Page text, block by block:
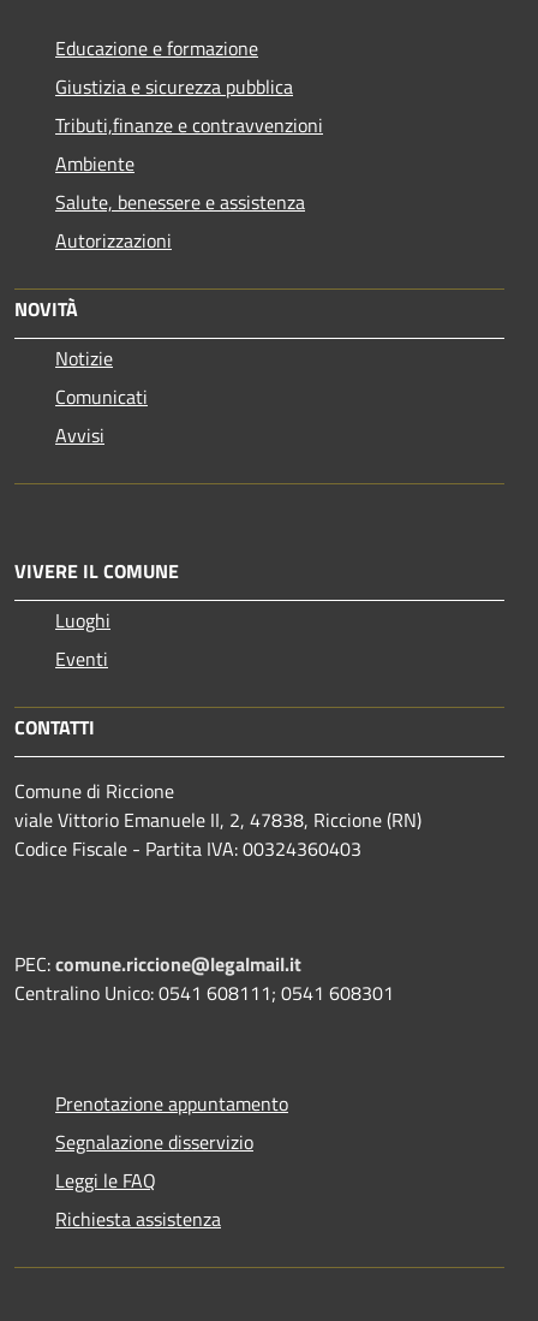
Educazione e formazione
Giustizia e sicurezza pubblica
Tributi,finanze e contravvenzioni
Ambiente
Salute, benessere e assistenza
Autorizzazioni
NOVITÀ
Notizie
Comunicati
Avvisi
VIVERE IL COMUNE
Luoghi
Eventi
CONTATTI
Comune di Riccione
viale Vittorio Emanuele II, 2, 47838, Riccione (RN)
Codice Fiscale - Partita IVA: 00324360403
PEC:comune.riccione@legalmail.it
Centralino Unico: 0541 608111; 0541 608301
Prenotazione appuntamento
Segnalazione disservizio
Leggi le FAQ
Richiesta assistenza